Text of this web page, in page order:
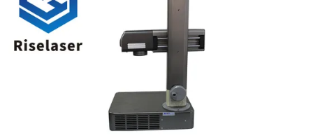
РУССКИЙ
САЙТ